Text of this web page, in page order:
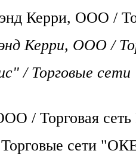
Керри, ООО /
Керри, ООО /
/ Торговые
/ Торговая
сети